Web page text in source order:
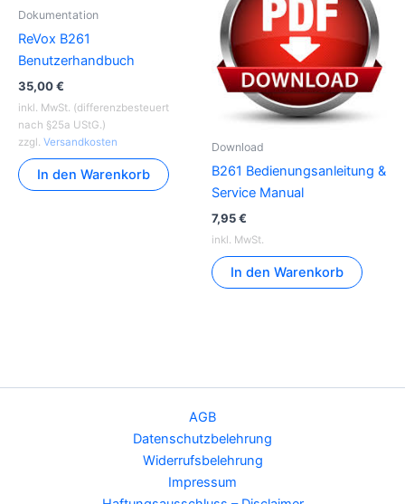
Dokumentation
ReVox B261
Benutzerhandbuch
35,00€
inkl. MwSt. (differenzbesteuert
nach §25a UStG.)
zzgl. Versandkosten
In den Warenkorb
Download
B261 Bedienungsanleitung &
Service Manual
7,95€
inkl. MwSt.
In den Warenkorb
AGB
Datenschutzbelehrung
Widerrufsbelehrung
Impressum